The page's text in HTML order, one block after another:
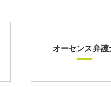
オーセンス弁護